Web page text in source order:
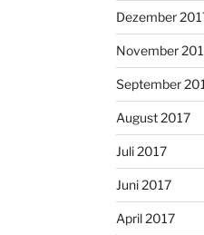
Dezember
November
September
August 2017
Juli 2017
Juni 2017
April 2017